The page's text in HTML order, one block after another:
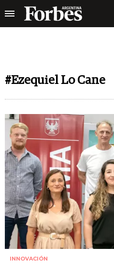
#Ezequiel Lo Cane
INNOVACIÓN